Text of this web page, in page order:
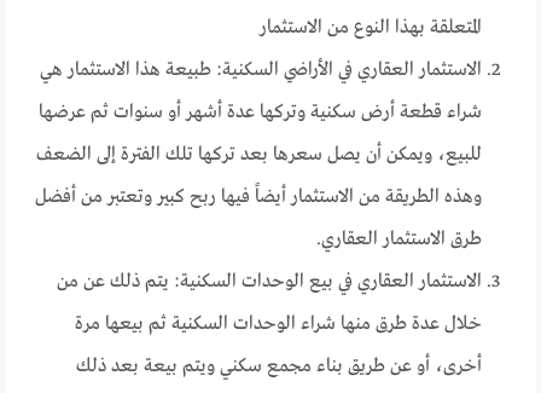
المتعلقة بهذا النوع من الاستثمار
الاستثمار العقاري في الأراضي السكنية: طبيعة هذا الاستثمار هي
شراء قطعة أرض سكنية وتركها عدة أشهر أو سنوات ثم عرضها
للبيع، ويمكن أن يصل سعرها بعد تركها تلك الفترة إلى الضعف
وهذه الطريقة من الاستثمار أيضاً فيها ربح كبير وتعتبر من أفضل
طرق الاستثمار العقاري.
الاستثمار العقاري في بيع الوحدات السكنية: يتم ذلك عن من
خلال عدة طرق منها شراء الوحدات السكنية ثم بيعها مرة
أخرى، أو عن طريق بناء مجمع سكني ويتم بيعة بعد ذلك